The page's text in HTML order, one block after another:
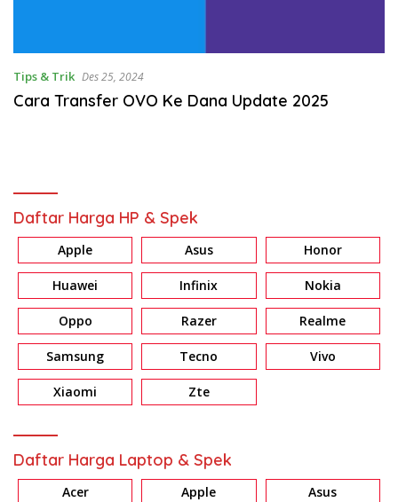
Tips & Trik Des 25, 2024
Cara Transfer OVO Ke Dana Update 2025
Daftar Harga HP & Spek
Apple Asus Honor
Huawei Infinix Nokia
Oppo Razer Realme
Samsung Tecno Vivo
Xiaomi Zte
Daftar Harga Laptop & Spek
Acer Apple Asus